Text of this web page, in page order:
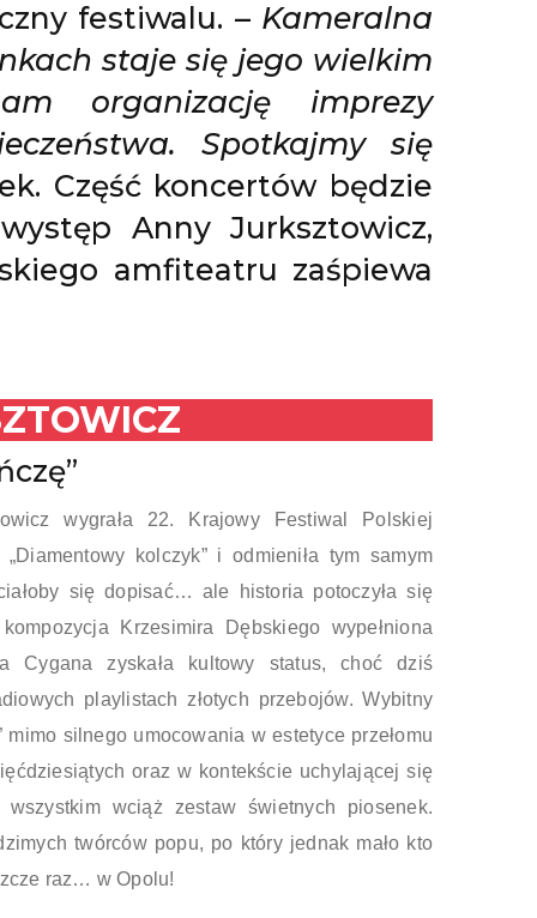
festiwalu. – Kameralna
staje się jego wielkim
organizację imprezy
Spotkajmy się
Część koncertów będzie
Anny Jurksztowicz,
amfiteatru zaśpiewa
wygrała 22. Krajowy Festiwal Polskiej
kolczyk” i odmieniła tym samym
się dopisać… ale historia potoczyła się
Krzesimira Dębskiego wypełniona
Cygana zyskała kultowy status, choć dziś
playlistach złotych przebojów. Wybitny
mimo silnego umocowania w estetyce przełomu
oraz w kontekście uchylającej się
wciąż zestaw świetnych piosenek.
twórców popu, po który jednak mało kto
raz… w Opolu!